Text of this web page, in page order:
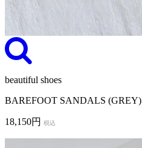
beautiful shoes
BAREFOOT SANDALS (GREY)
18,150円 税込